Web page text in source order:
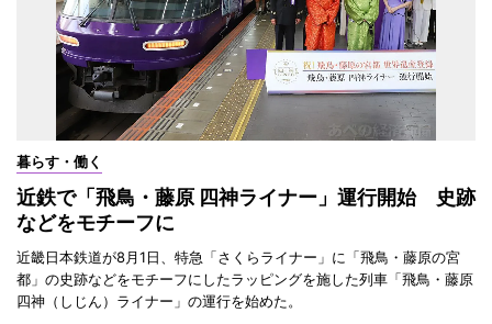
暮らす・働く
近鉄で「飛鳥・藤原 四神ライナー」運行開始 史跡
などをモチーフに
近畿日本鉄道が8月1日、特急「さくらライナー」に「飛鳥・藤原の宮
都」の史跡などをモチーフにしたラッピングを施した列車「飛鳥・藤原
四神（しじん）ライナー」の運行を始めた。